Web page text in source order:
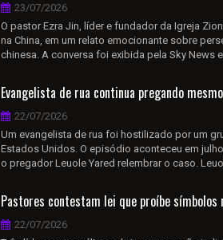
23/07/2026
O pastor Ezra Jin, líder e fundador da Igreja
na China, em um relato emocionante sobre
chinesa. A conversa foi exibida pela Sky News
Evangelista de rua continua pregando
22/07/2026
Um evangelista de rua foi hostilizado por um
Estados Unidos. O episódio aconteceu em
o pregador Leuole Yared relembrar o caso.
Pastores contestam lei que proíbe
22/07/2026